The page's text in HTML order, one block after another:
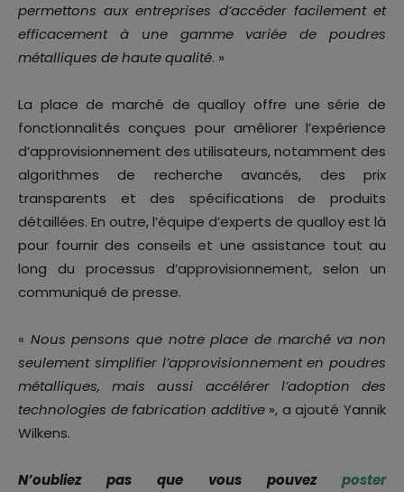
permettons aux entreprises d’accéder facilement et
efficacement à une gamme variée de poudres
métalliques de haute qualité. »
La place de marché de qualloy offre une série de
fonctionnalités conçues pour améliorer l’expérience
d’approvisionnement des utilisateurs, notamment des
algorithmes de recherche avancés, des prix
transparents et des spécifications de produits
détaillées. En outre, l’équipe d’experts de qualloy est là
pour fournir des conseils et une assistance tout au
long du processus d’approvisionnement, selon un
communiqué de presse.
« Nous pensons que notre place de marché va non
seulement simplifier l’approvisionnement en poudres
métalliques, mais aussi accélérer l’adoption des
technologies de fabrication additive», a ajouté Yannik
Wilkens.
N’oubliez pas que vous pouvez poster